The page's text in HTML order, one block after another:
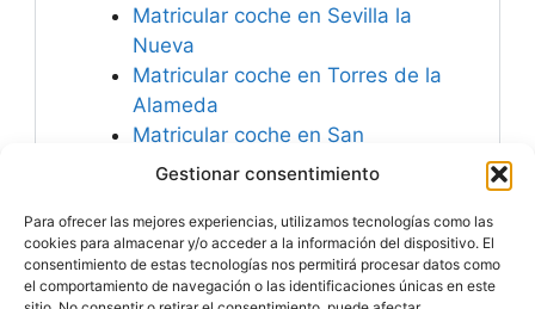
Gestionar consentimiento
Para ofrecer las mejores experiencias, utilizamos tecnologías como las
cookies para almacenar y/o acceder a la información del dispositivo. El
consentimiento de estas tecnologías nos permitirá procesar datos como
el comportamiento de navegación o las identificaciones únicas en este
Matricular coche en Sevilla la
Nueva
Matricular coche en Torres de la
Alameda
Matricular coche en San
Sebastián de los Reyes
Ardoz